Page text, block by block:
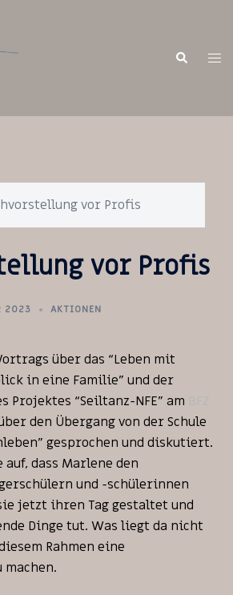
Suche
vor Profis
vor Profis
2023 AKTIONEN
über das “Leben mit
in eine Familie” und der
Projektes “Seiltanz-NFE” am
den Übergang von der Schule
gesprochen und diskutiert.
auf, dass Marlene den
und -schülerinnen
jetzt ihren Tag gestaltet und
Dinge tut. Was liegt da nicht
Rahmen eine
machen.